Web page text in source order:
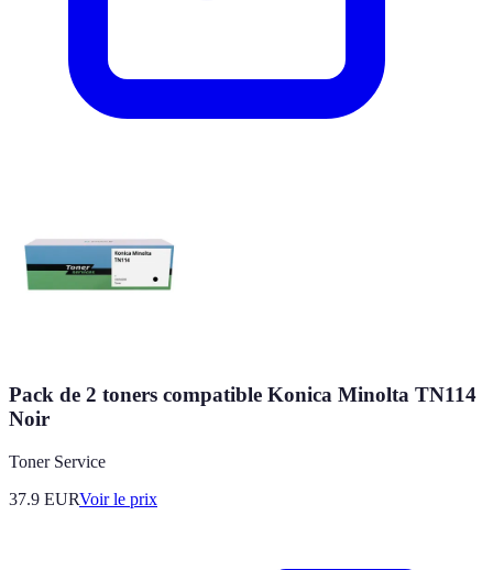
Pack de 2 toners compatible Konica Minolta TN114
Noir
Toner Service
37.9 EURVoir le prix